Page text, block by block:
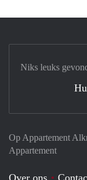
Op Appartement
Appartement
Over ons
Niks leuks